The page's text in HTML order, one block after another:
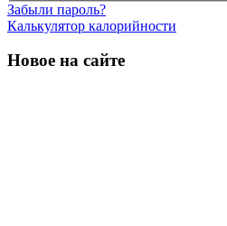
Забыли пароль?
Калькулятор калорийности
Новое на сайте